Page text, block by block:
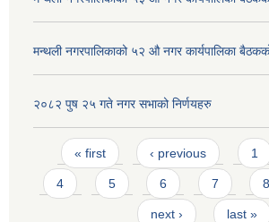
मन्थली नगरपालिकाको ५२ औ नगर कार्यपालिका
२०८२ पुष २५ गते नगर सभाको निर्णयहरु
Pages
« first ‹ previous 1
4 5 6 7 8
next › last »